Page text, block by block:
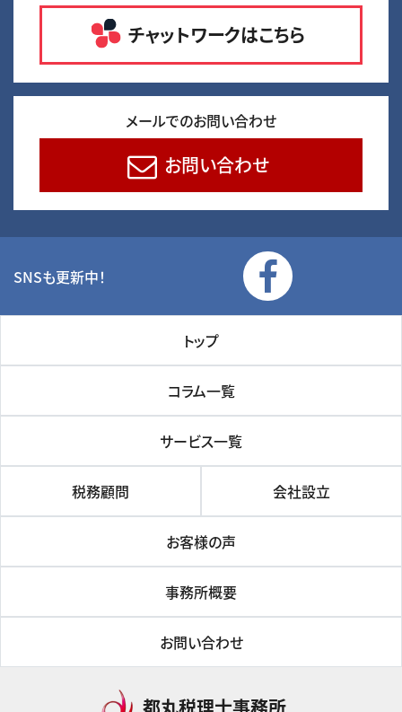
チャットワークはこちら
メールでのお問い合わせ
お問い合わせ
SNSも更新中！
トップ
コラム一覧
サービス一覧
税務顧問 会社設立
お客様の声
事務所概要
お問い合わせ